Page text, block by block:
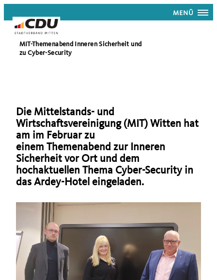
MENÜ
MIT-Themenabend Inneren Sicherheit und
zu Cyber-Security
Die Mittelstands- und
Wirtschaftsvereinigung (MIT) Witten hat
am im Februar zu
einem Themenabend zur Inneren
Sicherheit vor Ort und dem
hochaktuellen Thema Cyber-Security in
das Ardey-Hotel eingeladen.